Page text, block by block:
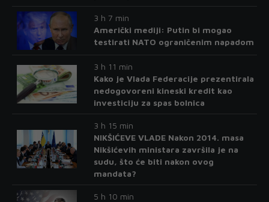
3 h 7 min
Američki mediji: Putin bi mogao
testirati NATO ograničenim napadom
3 h 11 min
Kako je Vlada Federacije prezentirala
nedogovoreni kineski kredit kao
investiciju za spas bolnica
3 h 15 min
NIKŠIĆEVE VLADE Nakon 2014. masa
Nikšićevih ministara završila je na
sudu, što će biti nakon ovog
mandata?
5 h 10 min